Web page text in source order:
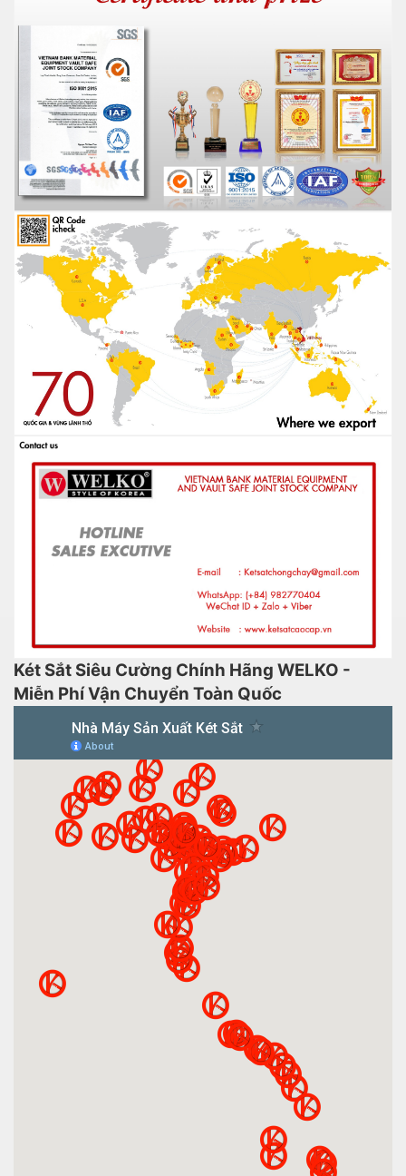
Két Sắt Siêu Cường Chính Hãng WELKO -
Miễn Phí Vận Chuyển Toàn Quốc